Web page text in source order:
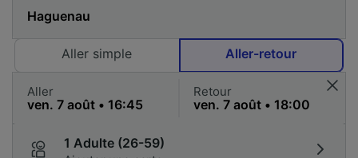
Aller simple Aller-retour
Aller Retour
1 Adulte (26-59)